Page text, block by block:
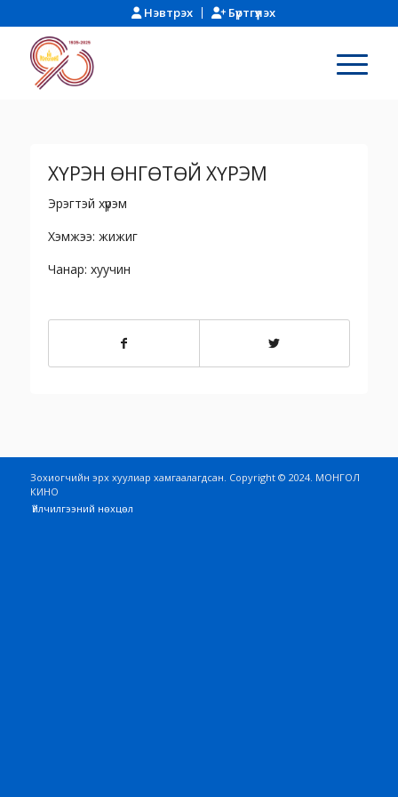
Нэвтрэх Бүртгүүлэх
ХҮРЭН ӨНГӨТӨЙ ХҮРЭМ
Эрэгтэй хүрэм
Хэмжээ: жижиг
Чанар: хуучин
Зохиогчийн эрх хуулиар хамгаалагдсан. Copyright © 2024. МОНГОЛ
КИНО
Үйлчилгээний нөхцөл